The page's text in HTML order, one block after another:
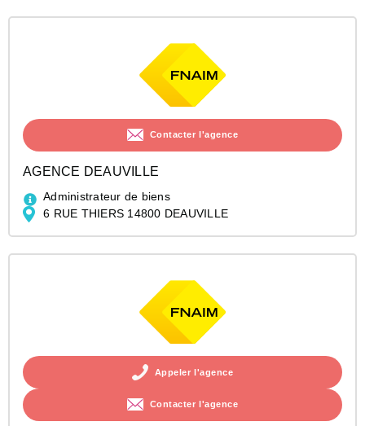
Contacter l'agence
AGENCE DEAUVILLE
Administrateur de biens
6 RUE THIERS 14800 DEAUVILLE
Appeler l'agence
Contacter l'agence